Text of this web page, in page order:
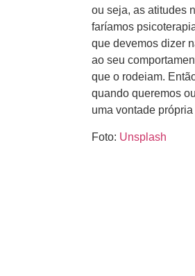
ou seja, as atitudes
faríamos
que devemos dizer
ao seu
que o rodeiam.
quando queremos
uma vontade
Foto: Unsplash